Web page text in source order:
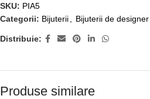
SKU: PIA5
Categorii: Bijuterii Bijuterii de designer
Distribuie:
Produse similare